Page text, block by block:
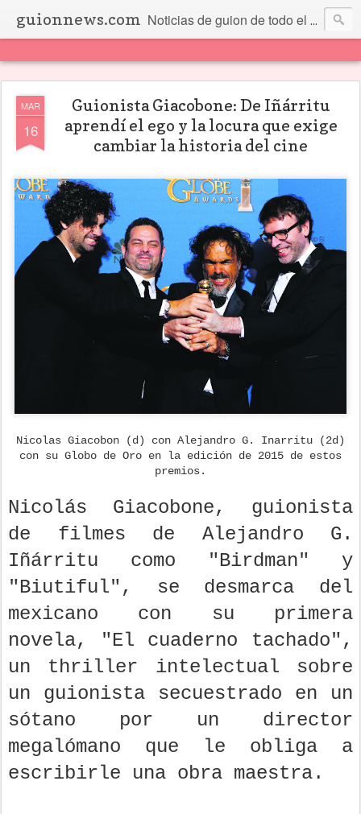
guionnews.com Noticias de guion de todo el mundo... Y más.
MAR
16
Guionista Giacobone: De Iñárritu
aprendí el ego y la locura que exige
cambiar la historia del cine
Nicolas Giacobon (d) con Alejandro G. Inarritu (2d)
con su Globo de Oro en la edición de 2015 de estos
premios.
Nicolás Giacobone, guionista
de filmes de Alejandro G.
Iñárritu como "Birdman" y
"Biutiful", se desmarca del
mexicano con su primera
novela, "El cuaderno tachado",
un thriller intelectual sobre
un guionista secuestrado en un
sótano por un director
megalómano que le obliga a
escribirle una obra maestra.